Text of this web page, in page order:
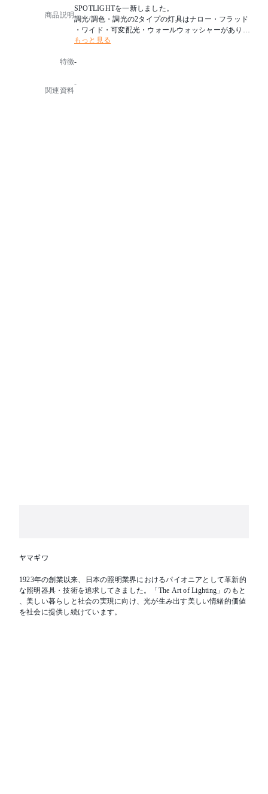
商品説明
SPOTLIGHTを一新しました。
調光/調色・調光の2タイプの灯具はナロー・フラッド
・ワイド・可変配光・ウォールウォッシャーがありま
す。
色温度：LED2700-5000K
もっと見る
特徴-
関連資料
-
ヤマギワ
1923年の創業以来、日本の照明業界におけるパイオニアとして革新的
な照明器具・技術を追求してきました。「The Art of Lighting」のもと
、美しい暮らしと社会の実現に向け、光が生み出す美しい情緒的価値
を社会に提供し続けています。